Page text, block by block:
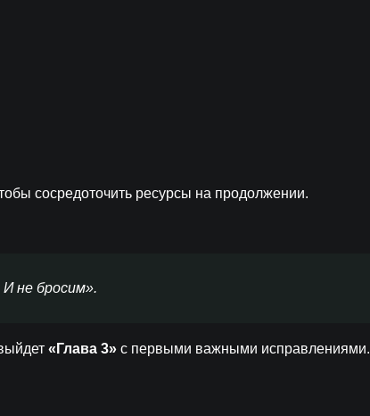
сосредоточить ресурсы на продолжении.
не бросим».
«Глава 3» с первыми важными исправлениями.